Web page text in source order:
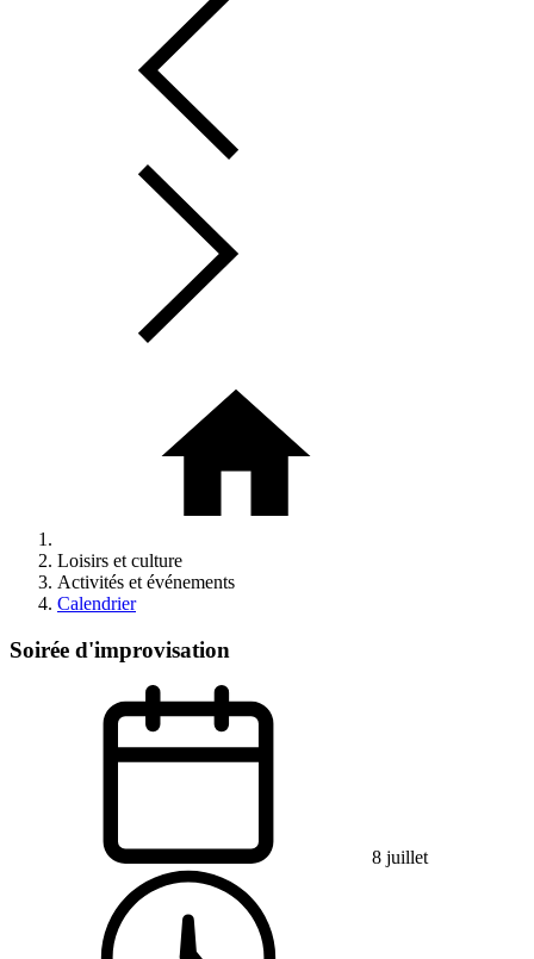
Loisirs et culture
Activités et événements
Calendrier
Soirée d'improvisation
8 juillet